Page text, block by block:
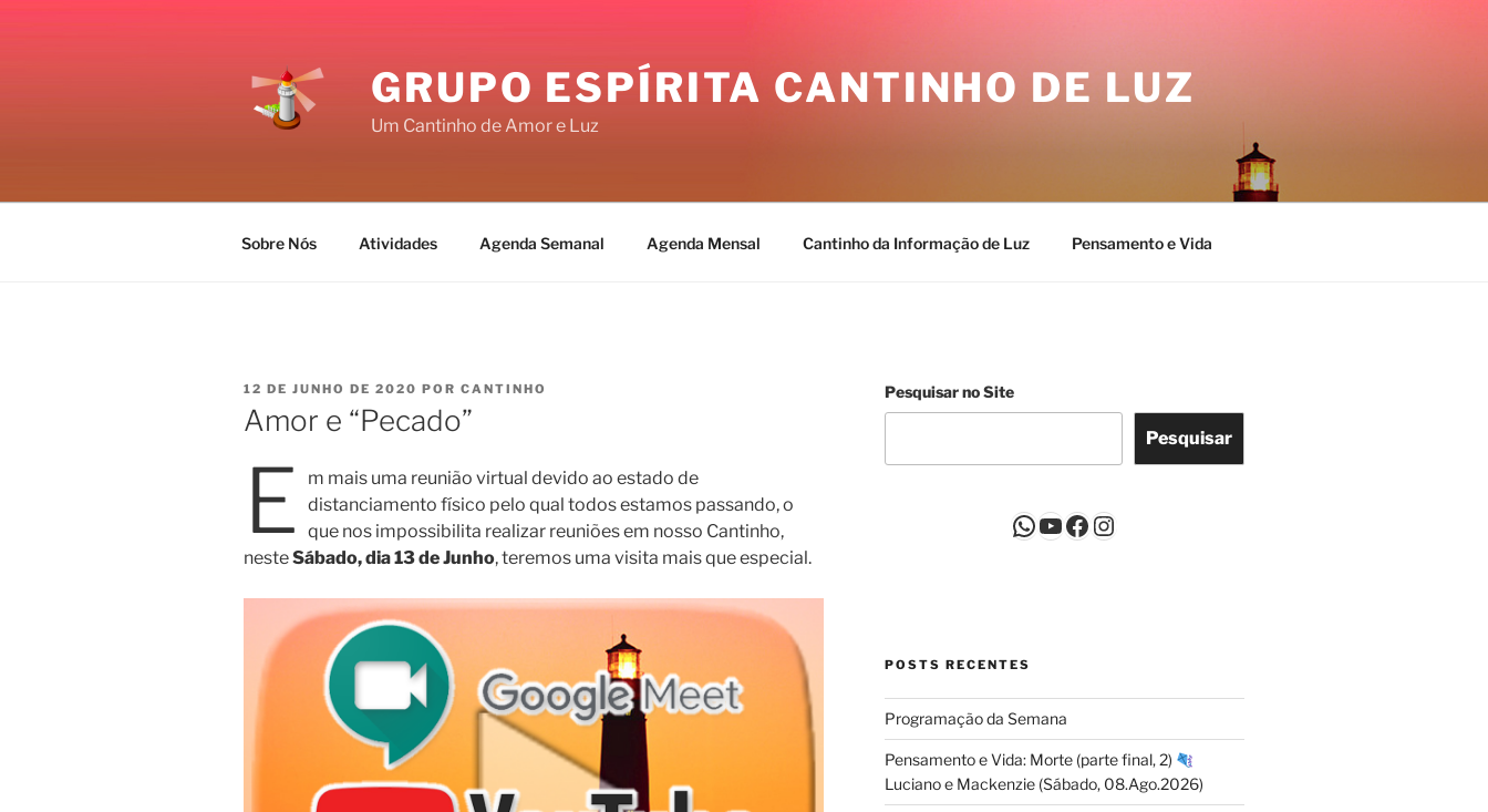
GRUPO ESPÍRITA CANTINHO DE LUZ
Um Cantinho de Amor e Luz
Sobre Nós Atividades Agenda Semanal Agenda Mensal Cantinho da Informação de Luz Pensamento e Vida
PUBLICADO
EM
12 DE JUNHO DE 2020 POR CANTINHO
Amor e “Pecado”
E
m mais uma reunião virtual devido ao estado de
distanciamento físico pelo qual todos estamos passando, o
que nos impossibilita realizar reuniões em nosso Cantinho,
nesteSábado, dia 13 de Junho, teremos uma visita mais que especial.
Pesquisar no Site
Pesquisar
WhatsApp
Youtube
Facebook
Instagram
POSTS RECENTES
Programação da Semana
Pensamento e Vida: Morte (parte final, 2)
Luciano e Mackenzie (Sábado, 08.Ago.2026)